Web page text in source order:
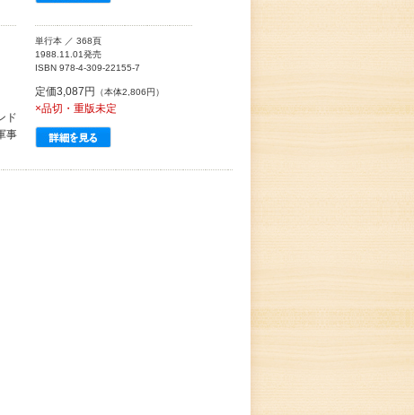
ド
事
単行本 ／ 368頁
1988.11.01発売
ISBN 978-4-309-22155-7
定価3,087円 （本体2,806円）
×品切・重版未定